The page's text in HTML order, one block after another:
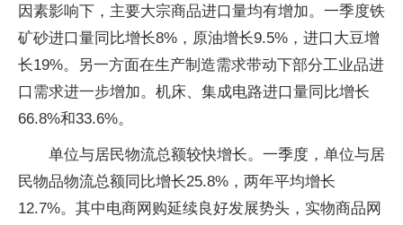
因素影响下，主要大宗商品进口量均有增加。一季度铁
矿砂进口量同比增长8%，原油增长9.5%，进口大豆增
长19%。另一方面在生产制造需求带动下部分工业品进
口需求进一步增加。机床、集成电路进口量同比增长
66.8%和33.6%。
单位与居民物流总额较快增长。一季度，单位与居
民物品物流总额同比增长25.8%，两年平均增长
12.7%。其中电商网购延续良好发展势头，实物商品网